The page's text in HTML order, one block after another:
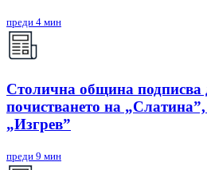
преди 4 мин
Столична община подписва
почистването на
„Изгрев”
преди 9 мин